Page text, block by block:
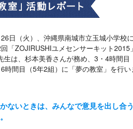
日（火）、沖縄県南城市立玉城小学校
「ZOJIRUSHIユメセンサーキット
生は、杉本美香さんが務め、3・4時間目
時間目（5年2組）に「夢の教室」を行
ないときは、みんなで意見を出し合